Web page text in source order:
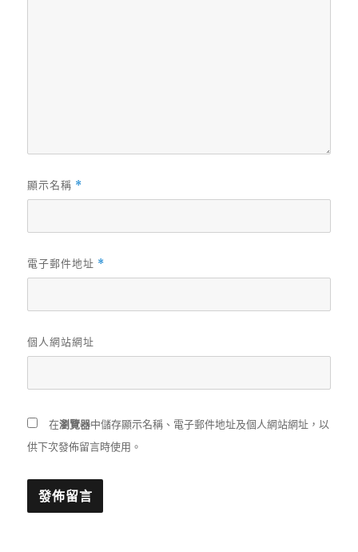
顯示名稱 *
電子郵件地址 *
個人網站網址
在瀏覽器中儲存顯示名稱、電子郵件地址及個人網站網址，以
供下次發佈留言時使用。